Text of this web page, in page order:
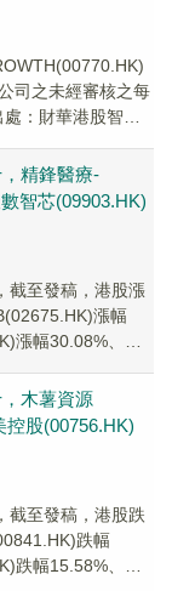
司之未經審核之每
：財華港股智能
，精鋒醫療-
智芯(09903.HK)
截至發稿，港股漲
漲幅
漲幅30.08%、力
，木薯資源
控股(00756.HK)
截至發稿，港股跌
跌幅
跌幅15.58%、德